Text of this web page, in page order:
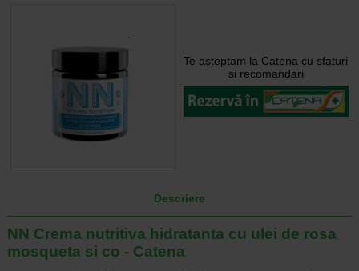
Te asteptam la Catena cu sfaturi
si recomandari
Descriere
NN Crema nutritiva hidratanta cu ulei de rosa
mosqueta si co - Catena